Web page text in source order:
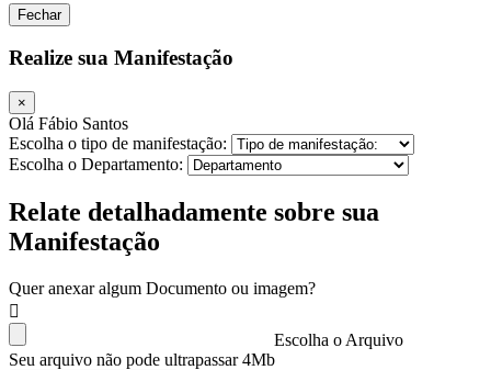
Fechar
Realize sua Manifestação
×
Olá Fábio Santos
Escolha o tipo de manifestação:
Escolha o Departamento:
Relate detalhadamente sobre sua
Manifestação
Quer anexar algum Documento ou imagem?
Escolha o Arquivo
Seu arquivo não pode ultrapassar 4Mb